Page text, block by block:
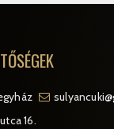
16.